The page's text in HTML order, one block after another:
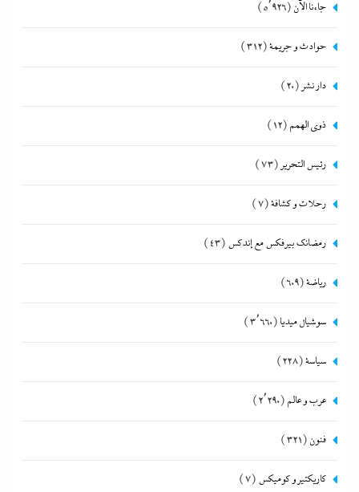
جاءنا الآن (5٬926)
حوادث و جريمة(312)
دار نشر (20)
ذوى الهمم (12)
رئيس التحرير (73)
رحلات و كشافة(7)
رمضانك بيرفكس مع إندكس (43)
رياضة(609)
سوشيال ميديا (3٬660)
سياسة(228)
عرب و عالم (2٬290)
فنون (321)
كاريكتير و كوميكس (7)